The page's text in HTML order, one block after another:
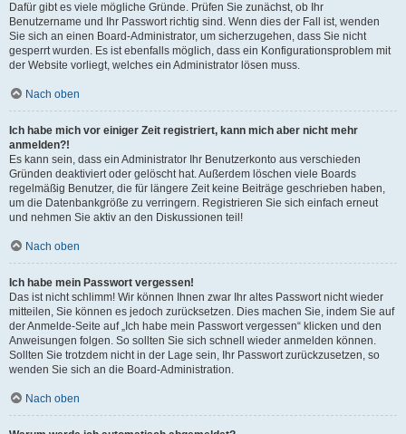
Dafür gibt es viele mögliche Gründe. Prüfen Sie zunächst, ob Ihr
Benutzername und Ihr Passwort richtig sind. Wenn dies der Fall ist, wenden
Sie sich an einen Board-Administrator, um sicherzugehen, dass Sie nicht
gesperrt wurden. Es ist ebenfalls möglich, dass ein Konfigurationsproblem mit
der Website vorliegt, welches ein Administrator lösen muss.
Nach oben
Ich habe mich vor einiger Zeit registriert, kann mich aber nicht mehr
anmelden?!
Es kann sein, dass ein Administrator Ihr Benutzerkonto aus verschieden
Gründen deaktiviert oder gelöscht hat. Außerdem löschen viele Boards
regelmäßig Benutzer, die für längere Zeit keine Beiträge geschrieben haben,
um die Datenbankgröße zu verringern. Registrieren Sie sich einfach erneut
und nehmen Sie aktiv an den Diskussionen teil!
Nach oben
Ich habe mein Passwort vergessen!
Das ist nicht schlimm! Wir können Ihnen zwar Ihr altes Passwort nicht wieder
mitteilen, Sie können es jedoch zurücksetzen. Dies machen Sie, indem Sie auf
der Anmelde-Seite auf „Ich habe mein Passwort vergessen“ klicken und den
Anweisungen folgen. So sollten Sie sich schnell wieder anmelden können.
Sollten Sie trotzdem nicht in der Lage sein, Ihr Passwort zurückzusetzen, so
wenden Sie sich an die Board-Administration.
Nach oben